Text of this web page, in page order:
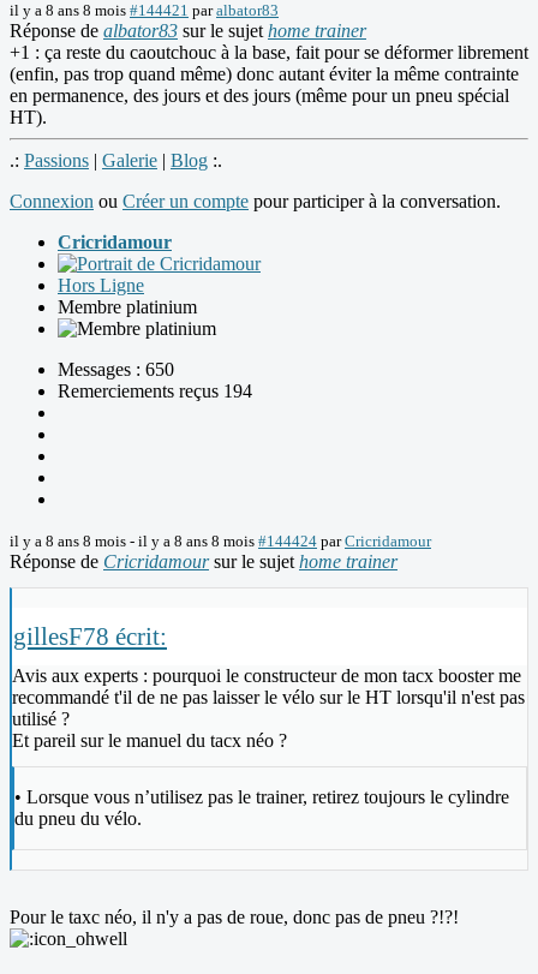
il y a 8 ans 8 mois #144421 paralbator83
Réponse de albator83 sur le sujet home trainer
+1 : ça reste du caoutchouc à la base, fait pour se déformer librement
(enfin, pas trop quand même) donc autant éviter la même contrainte
en permanence, des jours et des jours (même pour un pneu spécial
HT).
.: Passions | Galerie | Blog :.
Connexion ou Créer un compte pour participer à la conversation.
Cricridamour
Hors Ligne
Membre platinium
Messages : 650
Remerciements reçus 194
il y a 8 ans 8 mois - il y a 8 ans 8 mois #144424 parCricridamour
Réponse de Cricridamoursur le sujet home trainer
gillesF78 écrit:
Avis aux experts : pourquoi le constructeur de mon tacx booster me
recommandé t'il de ne pas laisser le vélo sur le HT lorsqu'il n'est pas
utilisé ?
Et pareil sur le manuel du tacx néo ?
• Lorsque vous n’utilisez pas le trainer, retirez toujours le cylindre
du pneu du vélo.
Pour le taxc néo, il n'y a pas de roue, donc pas de pneu ?!?!